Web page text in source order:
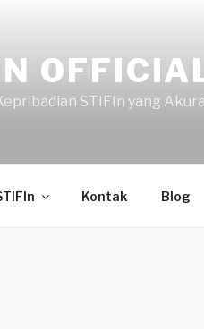
STIFIn yang
Kontak Blog